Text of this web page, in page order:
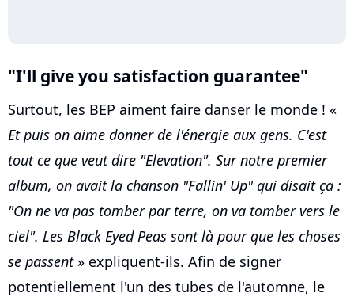
"I'll give you satisfaction guarantee"
Surtout, les BEP aiment faire danser le monde ! «
Et puis on aime donner de l'énergie aux gens. C'est
tout ce que veut dire "Elevation". Sur notre premier
album, on avait la chanson "Fallin' Up" qui disait ça :
"On ne va pas tomber par terre, on va tomber vers le
ciel". Les Black Eyed Peas sont là pour que les choses
se passent» expliquent-ils. Afin de signer
potentiellement l'un des tubes de l'automne, le